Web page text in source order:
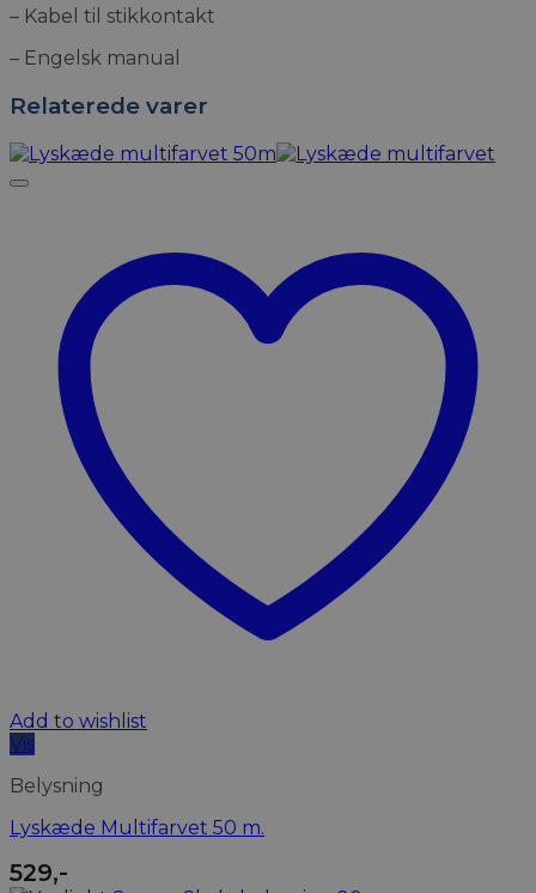
– Kabel til stikkontakt
– Engelsk manual
Relaterede varer
Add to wishlist
Vis
Belysning
Lyskæde Multifarvet 50 m.
529,-